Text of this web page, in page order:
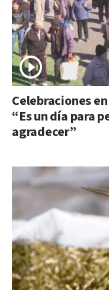
Celebraciones
“Es un día para
agradecer”